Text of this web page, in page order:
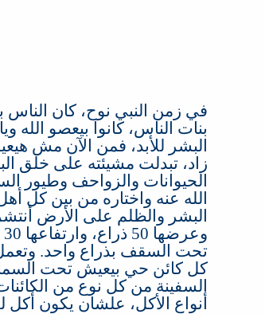
في زمن النبي نوح، كان
بنات الناس، كانوا بيعصو
البشر للأبد، فمن الآن مش
زاد، تبدلت مشيئته على خلق
الحيوانات والزواحف وطيور
الله عنه واختاره من بين كل
البشر والظلم على الأرض
وعرضها 50
ذراع، وارتفاعها 30
تحت السقف بذراع واحد.
كل كائن حي بيعيش تحت
السفينة من كل نوع من
أنواع الأكل، علشان يكون أكل